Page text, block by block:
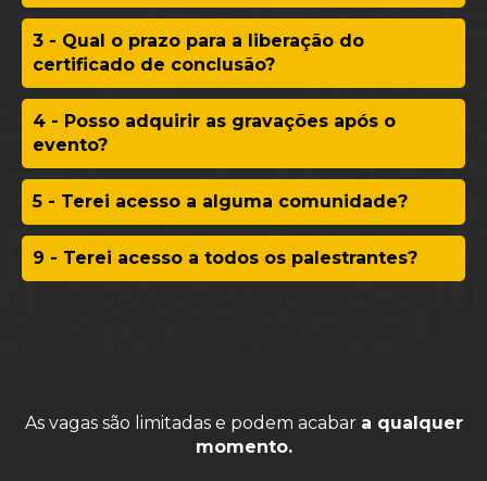
3 - Qual o prazo para a liberação do
certificado de conclusão?
4 - Posso adquirir as gravações após o
evento?
5 - Terei acesso a alguma comunidade?
9 - Terei acesso a todos os palestrantes?
As vagas são limitadas e podem acabar a qualquer
momento.